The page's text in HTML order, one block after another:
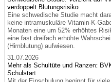
verdoppelt Blutungsrisiko
Eine schwedische Studie macht
keine intramuskuläre Vitamin-K-
Monaten eine um 52% erhöhtes
eine fast dreifach erhöhte
(Hirnblutung) aufwiesen.
31.07.2026
Mehr als Schultüte und Ranzen:
Schulstart
Mit der Einschulung beginnt für